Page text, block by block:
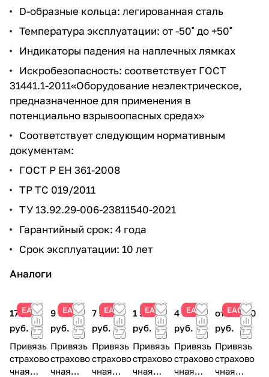
D-образные кольца: легированная сталь
Температура эксплуатации: от -50˚ до +50˚
Индикаторы падения на наплечных лямках
Искробезопасность: соответствует ГОСТ
31441.1-2011«Оборудование неэлектрическое,
предназначенное для применения в
потенциально взрывоопасных средах»
Соответствует следующим нормативным
документам:
ГОСТ Р ЕН 361-2008
ТР ТС 019/2011
ТУ 13.92.29-006-23811540-2021
Гарантийный срок: 4 года
Срок эксплуатации: 10 лет
Аналоги
ЕАС
17 478
руб.
Привязь
страхово
чная
ЕАС
9 528
руб.
Привязь
страхово
чная
ЕАС
7 344
руб.
Привязь
страхово
чная
ЕАС
1 938
руб.
Привязь
страхово
чная
ЕАС
4 560
руб.
Привязь
страхово
чная
ЕАС
от 16 090
руб.
Привязь
страхово
чная